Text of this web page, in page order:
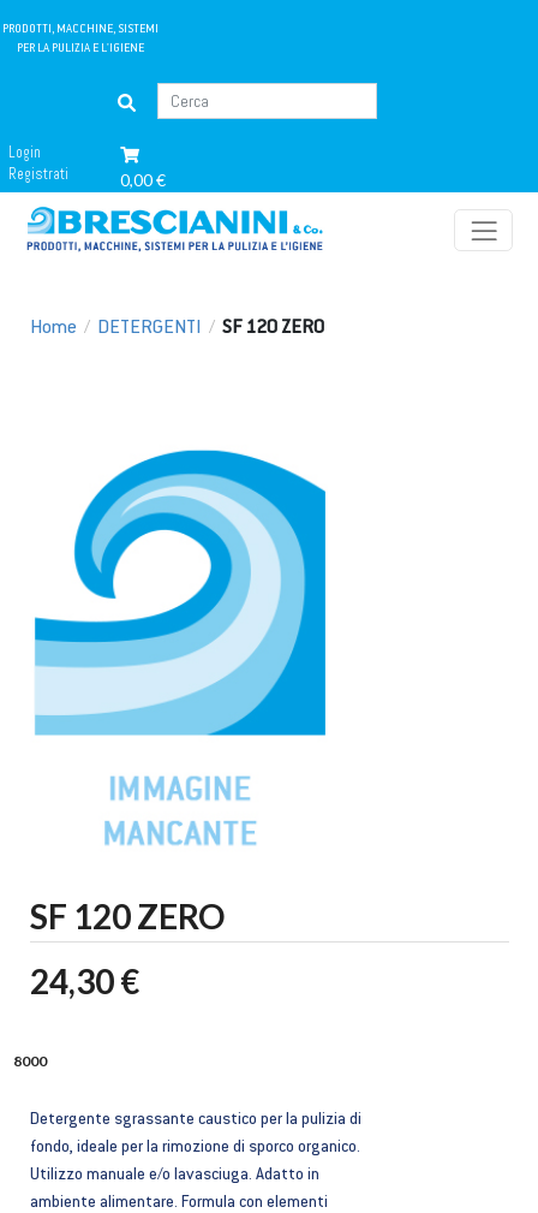
PRODOTTI, MACCHINE, SISTEMI
PER LA PULIZIA E L'IGIENE
Login
Registrati
0,00 €
Home / DETERGENTI / SF 120 ZERO
SF 120 ZERO
24,30 €
8000
Detergente sgrassante caustico per la pulizia di
fondo, ideale per la rimozione di sporco organico.
Utilizzo manuale e/o lavasciuga. Adatto in
ambiente alimentare. Formula con elementi